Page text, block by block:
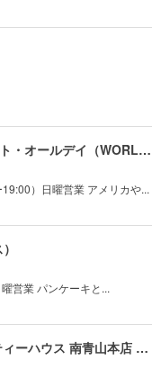
ワールド・ブレックファスト・オールデイ（WORLD BREAKFAST ALLDAY）
）日曜営業 アメリカや...
営業 パンケーキと...
青山フラワーマーケット ティーハウス 南青山本店 （Aoyama Flower Market TEA HOUSE）